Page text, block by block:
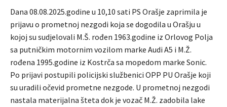
Dana 08.08.2025.godine u 10,10 sati PS Orašje zaprimila je
prijavu o prometnoj nezgodi koja se dogodila u Orašju u
kojoj su sudjelovali M.Š. rođen 1963.godine iz Orlovog Polja
sa putničkim motornim vozilom marke Audi A5 i M.Ž.
rođena 1995.godine iz Kostrča sa mopedom marke Sonic.
Po prijavi postupili policijski službenici OPP PU Orašje koji
su uradili očevid prometne nezgode. U prometnoj nezgodi
nastala materijalna šteta dok je vozač M.Ž. zadobila lake